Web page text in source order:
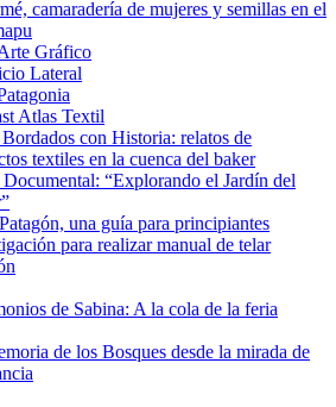
camaradería de mujeres y semillas en el
Gráfico
Lateral
Atlas Textil
con Historia: relatos de
textiles en la cuenca del baker
“Explorando el Jardín del
una guía para principiantes
para realizar manual de telar
de Sabina: A la cola de la feria
de los Bosques desde la mirada de